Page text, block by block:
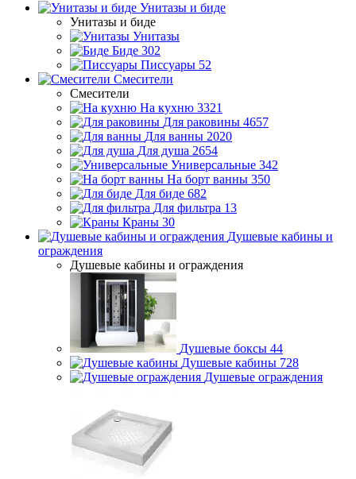
Унитазы и биде
Унитазы и биде
Унитазы
Биде 302
Писсуары 52
Смесители
Смесители
На кухню 3321
Для раковины 4657
Для ванны 2020
Для душа 2654
Универсальные 342
На борт ванны 350
Для биде 682
Для фильтра 13
Краны 30
Душевые кабины и
ограждения
Душевые кабины и ограждения
Душевые боксы 44
Душевые кабины 728
Душевые ограждения